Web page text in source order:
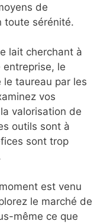
de
toute sérénité.
lait cherchant à
le
taureau par les
vos
valorisation de
outils sont à
sont trop
est venu
le marché de
même ce que